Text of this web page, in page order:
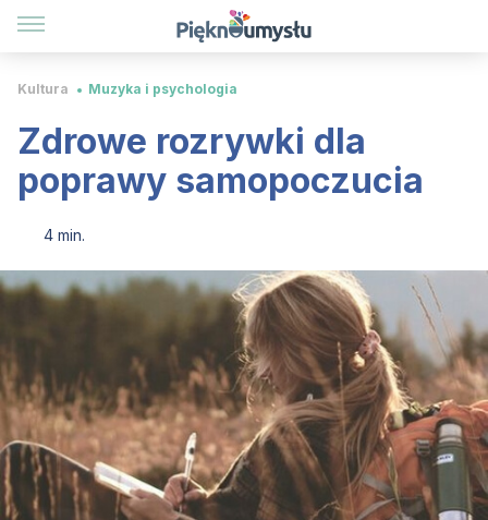
Kultura Muzyka i psychologia
Zdrowe rozrywki dla
poprawy samopoczucia
4 min.